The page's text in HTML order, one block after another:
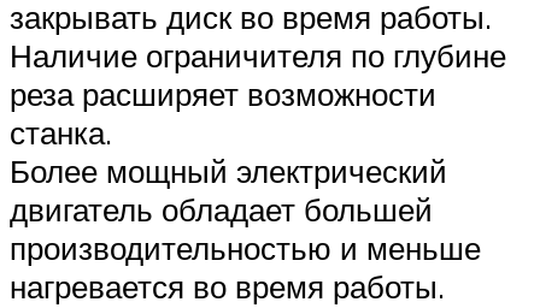
закрывать диск во время работы.
Наличие ограничителя по глубине
реза расширяет возможности
станка.
Более мощный электрический
двигатель обладает большей
производительностью и меньше
нагревается во время работы.